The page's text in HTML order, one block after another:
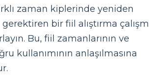
zaman kiplerinde yeniden
gerektiren bir fiil alıştırma
Bu, fiil zamanlarının ve
kullanımının anlaşılmasına